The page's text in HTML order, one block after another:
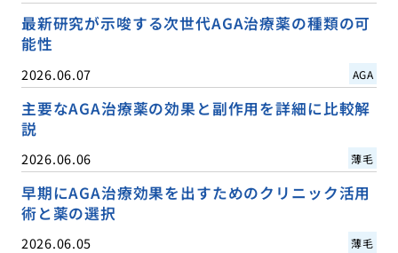
最新研究が示唆する次世代AGA治療薬の種類の可
能性
2026.06.07 AGA
主要なAGA治療薬の効果と副作用を詳細に比較解
説
2026.06.06 薄毛
早期にAGA治療効果を出すためのクリニック活用
術と薬の選択
2026.06.05 薄毛